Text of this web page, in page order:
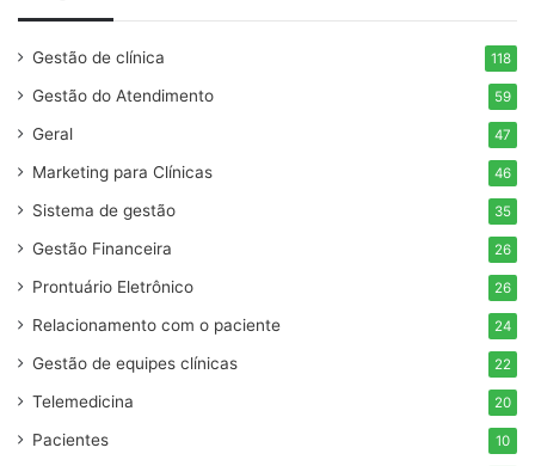
Gestão de clínica 118
Gestão do Atendimento 59
Geral 47
Marketing para Clínicas 46
Sistema de gestão 35
Gestão Financeira 26
Prontuário Eletrônico 26
Relacionamento com o paciente 24
Gestão de equipes clínicas 22
Telemedicina 20
Pacientes 10